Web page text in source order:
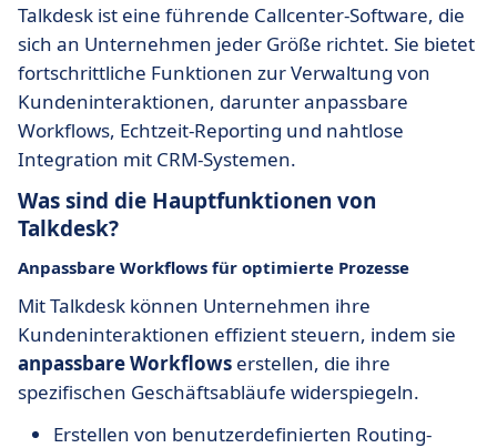
Talkdesk ist eine führende Callcenter-Software, die
sich an Unternehmen jeder Größe richtet. Sie bietet
fortschrittliche Funktionen zur Verwaltung von
Kundeninteraktionen, darunter anpassbare
Workflows, Echtzeit-Reporting und nahtlose
Integration mit CRM-Systemen.
Was sind die Hauptfunktionen von
Talkdesk?
Anpassbare Workflows für optimierte Prozesse
Mit Talkdesk können Unternehmen ihre
Kundeninteraktionen effizient steuern, indem sie
anpassbare Workflows erstellen, die ihre
spezifischen Geschäftsabläufe widerspiegeln.
Erstellen von benutzerdefinierten Routing-